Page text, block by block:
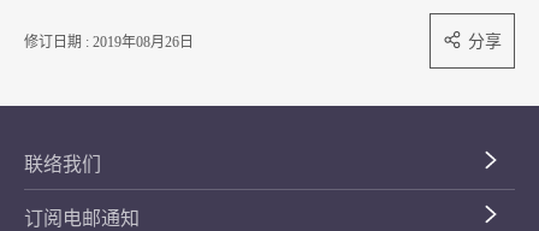
修订日期 : 2019年08月26日 分享
联络我们
订阅电邮通知